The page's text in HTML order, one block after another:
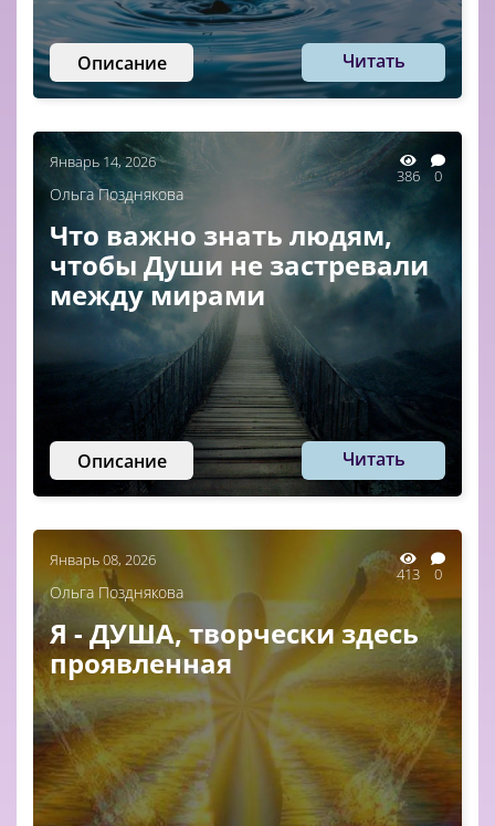
Описание Читать
Январь 14, 2026
386 0
Ольга Позднякова
Что важно знать людям,
чтобы Души не застревали
между мирами
Описание Читать
Январь 08, 2026
413 0
Ольга Позднякова
Я - ДУША, творчески здесь
проявленная